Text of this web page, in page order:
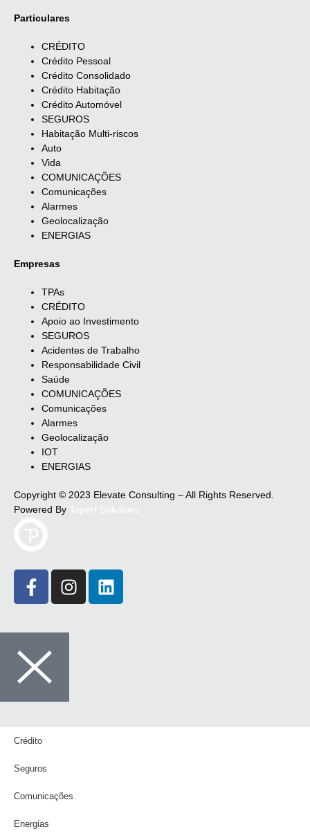
Particulares
CRÉDITO
Crédito Pessoal
Crédito Consolidado
Crédito Habitação
Crédito Automóvel
SEGUROS
Habitação Multi-riscos
Auto
Vida
COMUNICAÇÕES
Comunicações
Alarmes
Geolocalização
ENERGIAS
Empresas
TPAs
CRÉDITO
Apoio ao Investimento
SEGUROS
Acidentes de Trabalho
Responsabilidade Civil
Saúde
COMUNICAÇÕES
Comunicações
Alarmes
Geolocalização
IOT
ENERGIAS
Copyright © 2023 Elevate Consulting – All Rights Reserved.
Powered By
Crédito
Seguros
Comunicações
Energias